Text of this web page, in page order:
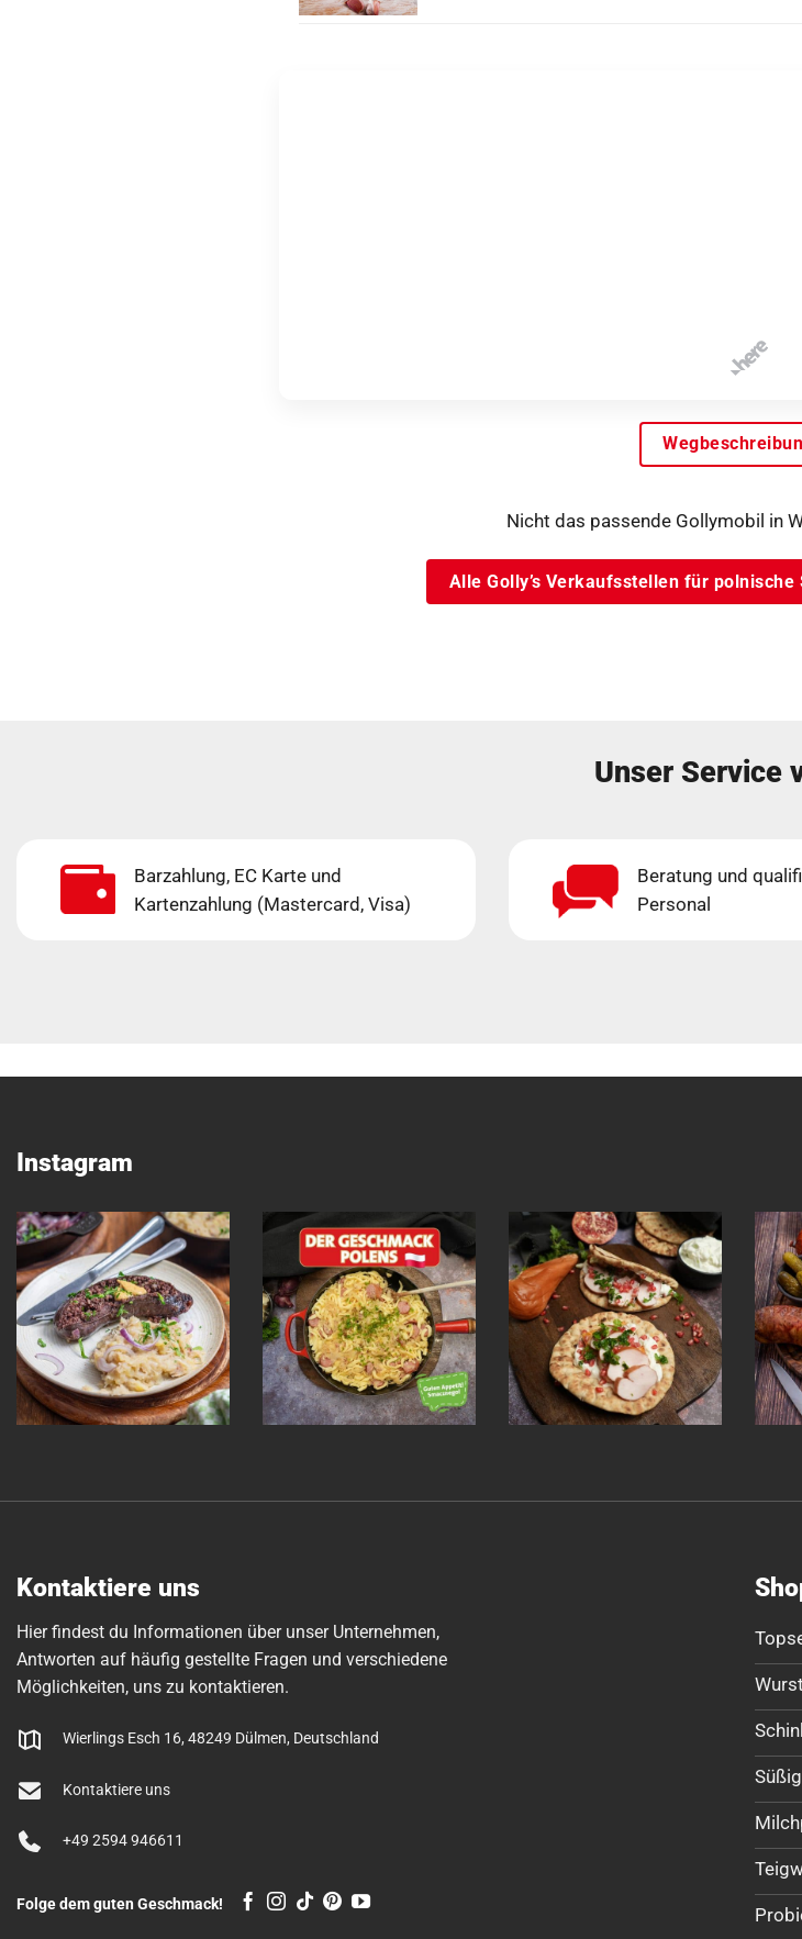
Nicht das passende Gollymobil in
Alle Golly’s Verkaufsstellen für
Unser Service
Barzahlung, EC Karte und
Kartenzahlung (Mastercard, Visa)
Beratung und
Personal
Instagram
Kontaktiere uns
Hier findest du Informationen über unser Unternehmen,
Antworten auf häufig gestellte Fragen und verschiedene
Möglichkeiten, uns zu kontaktieren.
Wierlings Esch 16, 48249 Dülmen, Deutschland
Kontaktiere uns
+49 2594 946611
Folge dem guten Geschmack!
Wurst